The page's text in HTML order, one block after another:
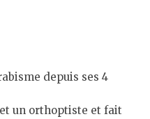
depuis ses 4
un orthoptiste et fait